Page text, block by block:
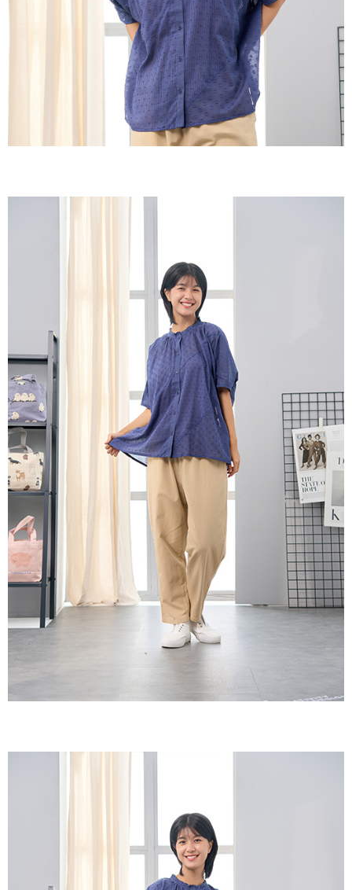
易，需依本服務之必要範圍內提供個人資料，並將交易相關給付款項請求債
權轉讓予恩沛科技股份有限公司。
２．關於個人資料處理事宜，請瀏覽以下網址：
https://aftee.tw/terms/#terms3
３．未成年的使用者請事先徵得法定代理人或監護人之同意方可使用
「AFTEE先享後付」，若未經同意申辦者引起之損失，本公司不負相關責
４．使用「AFTEE先享後付」時，將依據個別帳號之用戶狀況，依本公司即
時審查核予不同之上限額度；若仍有額度不足之情形，本公司將視審查結果
黑貓宅急便(包裹尺寸90cm以下)
每筆NT$140，滿NT$2,000(含以上)免運費